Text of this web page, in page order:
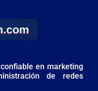
en marketing
de redes